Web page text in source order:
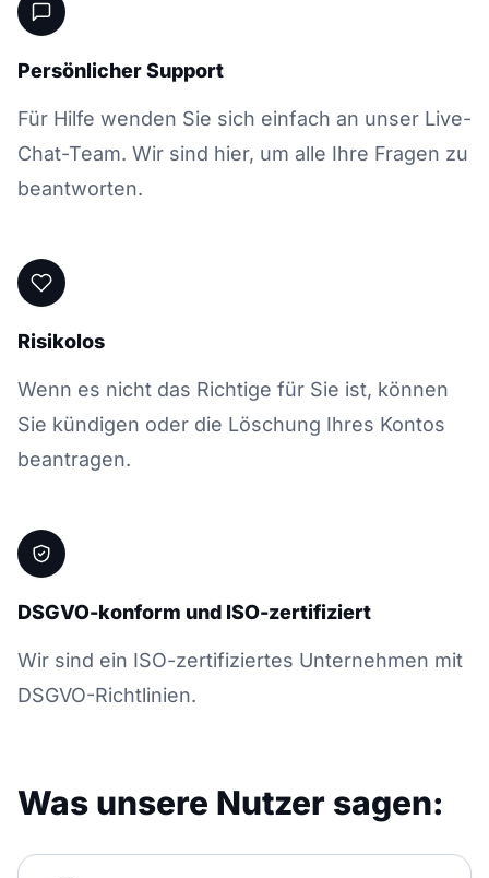
Persönlicher Support
Für Hilfe wenden Sie sich einfach an unser Live-
Chat-Team. Wir sind hier, um alle Ihre Fragen zu
beantworten.
Risikolos
Wenn es nicht das Richtige für Sie ist, können
Sie kündigen oder die Löschung Ihres Kontos
beantragen.
DSGVO-konform und ISO-zertifiziert
Wir sind ein ISO-zertifiziertes Unternehmen mit
DSGVO-Richtlinien.
Was unsere Nutzer sagen: